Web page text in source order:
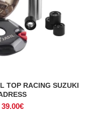
TOP RACING SUZUKI
39.00€